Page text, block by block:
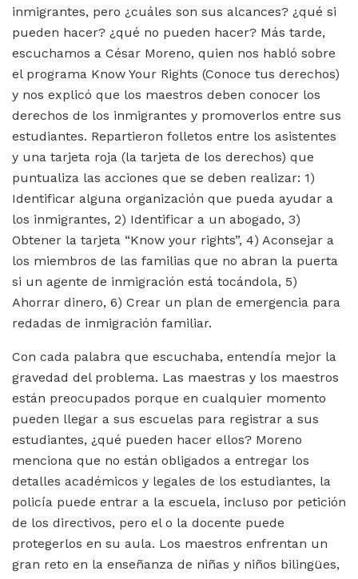
inmigrantes, pero ¿cuáles son sus alcances? ¿qué si
pueden hacer? ¿qué no pueden hacer? Más tarde,
escuchamos a César Moreno, quien nos habló sobre
el programa Know Your Rights (Conoce tus derechos)
y nos explicó que los maestros deben conocer los
derechos de los inmigrantes y promoverlos entre sus
estudiantes. Repartieron folletos entre los asistentes
y una tarjeta roja (la tarjeta de los derechos) que
puntualiza las acciones que se deben realizar: 1)
Identificar alguna organización que pueda ayudar a
los inmigrantes, 2) Identificar a un abogado, 3)
Obtener la tarjeta “Know your rights”, 4) Aconsejar a
los miembros de las familias que no abran la puerta
si un agente de inmigración está tocándola, 5)
Ahorrar dinero, 6) Crear un plan de emergencia para
redadas de inmigración familiar.
Con cada palabra que escuchaba, entendía mejor la
gravedad del problema. Las maestras y los maestros
están preocupados porque en cualquier momento
pueden llegar a sus escuelas para registrar a sus
estudiantes, ¿qué pueden hacer ellos? Moreno
menciona que no están obligados a entregar los
detalles académicos y legales de los estudiantes, la
policía puede entrar a la escuela, incluso por petición
de los directivos, pero el o la docente puede
protegerlos en su aula. Los maestros enfrentan un
gran reto en la enseñanza de niñas y niños bilingües,